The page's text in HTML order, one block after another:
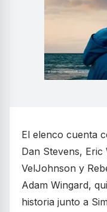
El elenco cuenta
Dan Stevens, Eric
VelJohnson y
Adam Wingard,
historia junto a